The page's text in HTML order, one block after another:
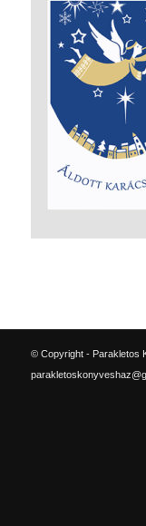
© Copyright - Parakletos